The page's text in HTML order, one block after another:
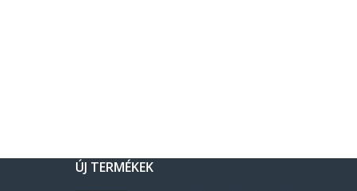
ÚJ TERMÉKEK